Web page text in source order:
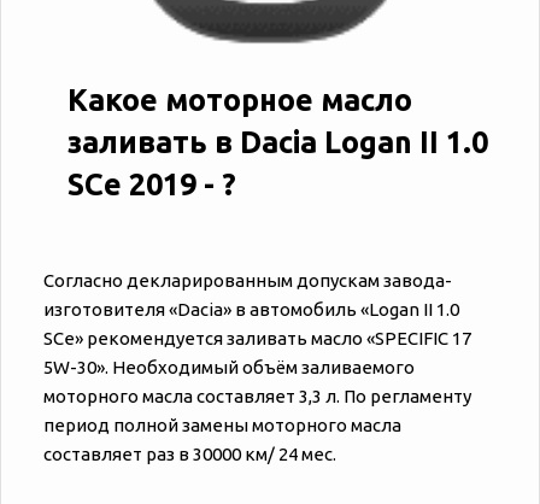
Какое моторное масло
заливать в Dacia Logan II 1.0
SCe 2019 - ?
Согласно декларированным допускам завода-
изготовителя «‎‎Dacia» в автомобиль «‎‎Logan II 1.0
SCe» рекомендуется заливать масло «SPECIFIC 17
5W-30». Необходимый объём заливаемого
моторного масла составляет 3,3 л. По регламенту
период полной замены моторного масла
составляет раз в 30000 км/ 24 мес.